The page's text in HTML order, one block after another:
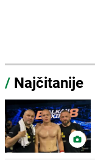
/ Najčitanije